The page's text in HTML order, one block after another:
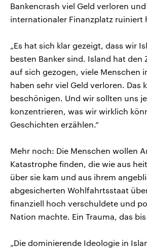
Bankencrash viel Geld verloren
internationaler Finanzplatz ruiniert
„Es hat sich klar gezeigt, dass wir
besten Banker sind. Island hat den
auf sich gezogen, viele Menschen
haben sehr viel Geld verloren. Das
beschönigen. Und wir sollten uns
konzentrieren, was wir wirklich
Geschichten erzählen.“
Mehr noch: Die Menschen wollen
Katastrophe finden, die wie aus
über sie kam und aus ihrem
abgesicherten Wohlfahrtsstaat
finanziell hoch verschuldete und
Nation machte. Ein Trauma, das
„Die dominierende Ideologie in